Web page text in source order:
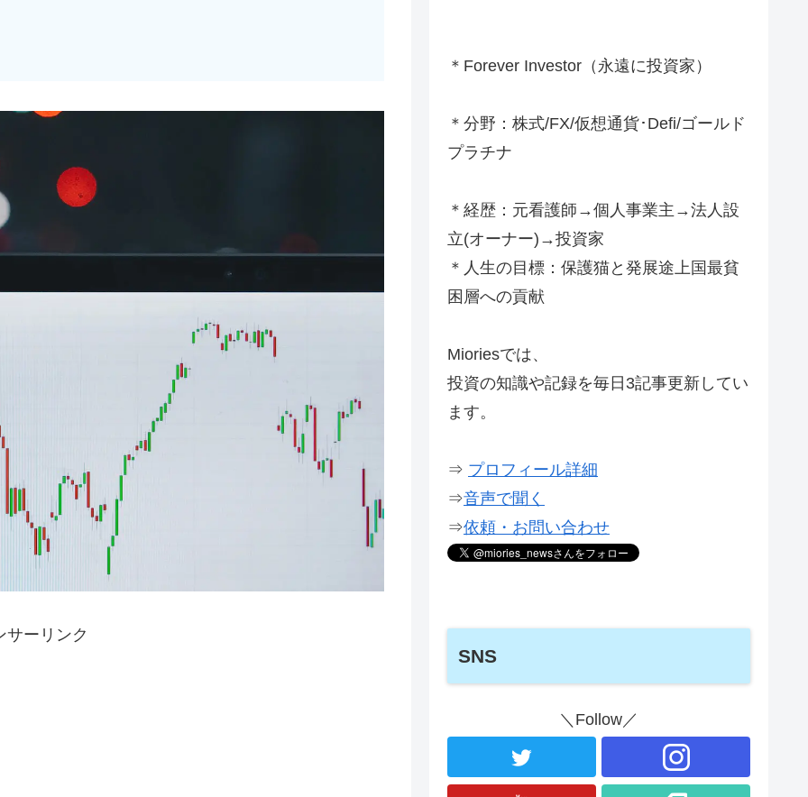
サーリンク
＊Forever Investor （永遠に投資家）
＊分野：株式/FX/仮想通貨･Defi/ゴールド
プラチナ
＊経歴：元看護師→個人事業主→法人設
立(オーナー)→投資家
＊人生の目標：保護猫と発展途上国最貧
困層への貢献
Mioriesでは、
投資の知識や記録を毎日3記事更新してい
ます。
⇒ プロフィール詳細
⇒音声で聞く
⇒依頼・お問い合わせ
SNS
＼Follow／